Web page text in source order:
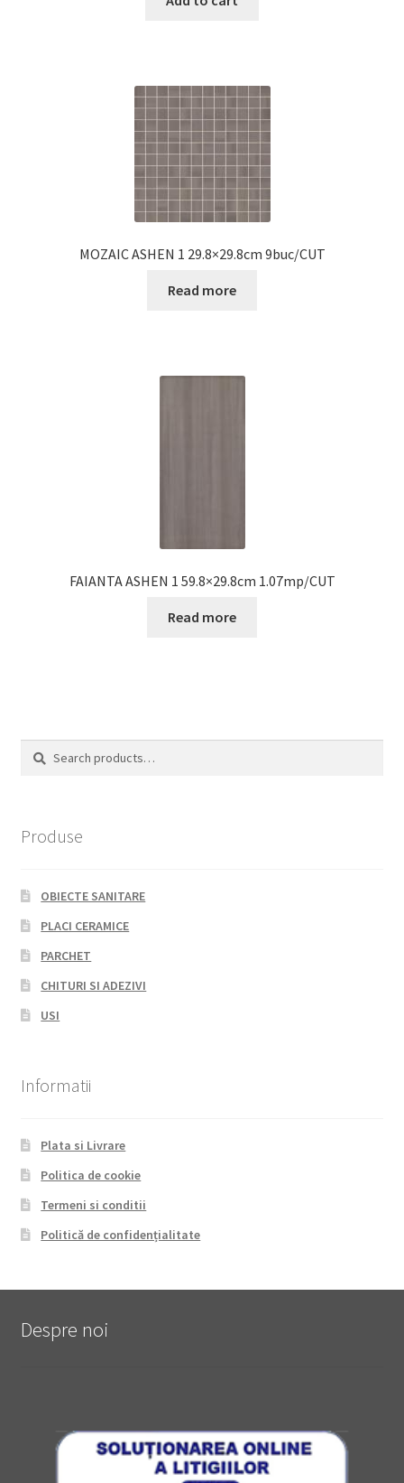
MOZAIC ASHEN 1 29.8×29.8cm 9buc/CUT
Read more
FAIANTA ASHEN 1 59.8×29.8cm 1.07mp/CUT
Read more
Search
Search
Produse
OBIECTE SANITARE
PLACI CERAMICE
PARCHET
CHITURI SI ADEZIVI
USI
Informatii
Plata si Livrare
Politica de cookie
Termeni si conditii
Politică de confidențialitate
Despre noi